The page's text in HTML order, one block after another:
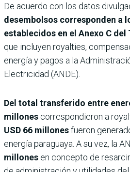
De acuerdo con los datos
desembolsos corresponden a
establecidos en el Anexo C
que incluyen royalties,
energía y pagos a la
Electricidad (ANDE).
Del total transferido entre
millones correspondieron a
USD 66 millonesfueron
energía paraguaya. A su vez, la
millones en concepto de